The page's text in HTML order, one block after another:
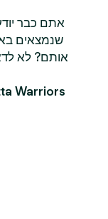
אתם כבר
שנמצאים
אותם? לא
Warriors